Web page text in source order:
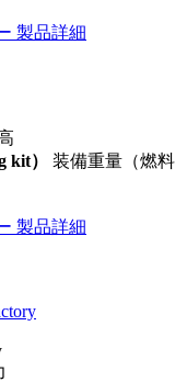
製品詳細
kit） 装備重量（燃料
製品詳細